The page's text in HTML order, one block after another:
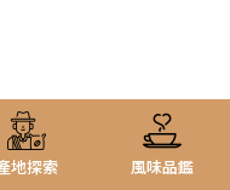
地探索 風味品鑑